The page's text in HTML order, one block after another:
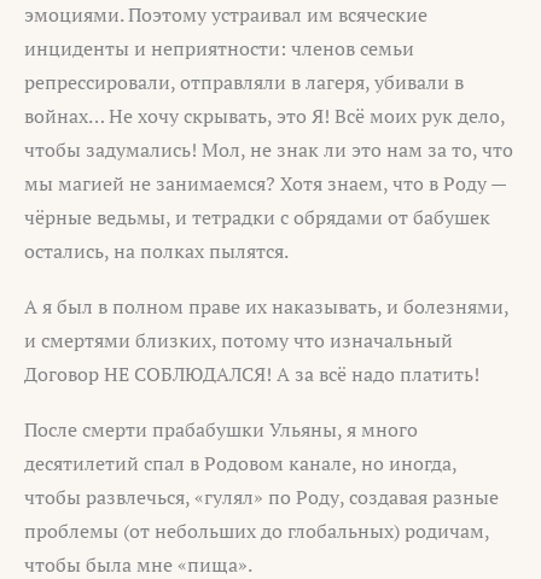
эмоциями. Поэтому устраивал им всяческие
инциденты и неприятности: членов семьи
репрессировали, отправляли в лагеря, убивали в
войнах… Не хочу скрывать, это Я! Всё моих рук дело,
чтобы задумались! Мол, не знак ли это нам за то, что
мы магией не занимаемся? Хотя знаем, что в Роду —
чёрные ведьмы, и тетрадки с обрядами от бабушек
остались, на полках пылятся.
А я был в полном праве их наказывать, и болезнями,
и смертями близких, потому что изначальный
Договор НЕ СОБЛЮДАЛСЯ! А за всё надо платить!
После смерти прабабушки Ульяны, я много
десятилетий спал в Родовом канале, но иногда,
чтобы развлечься, «гулял» по Роду, создавая разные
проблемы (от небольших до глобальных) родичам,
чтобы была мне «пища».